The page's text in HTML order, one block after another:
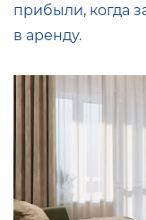
прибыли, когда
в аренду.